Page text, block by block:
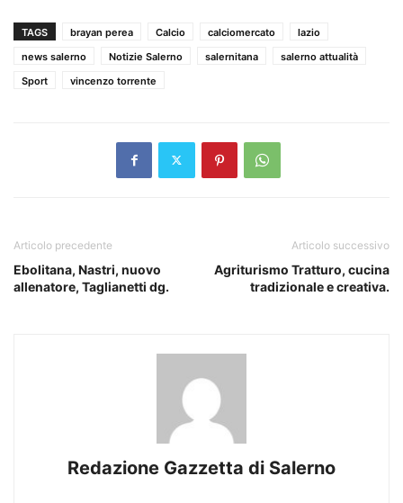
TAGS brayan perea Calcio calciomercato
lazio
news salerno
Notizie Salerno salernitana
salerno attualità
Sport
vincenzo torrente
Articolo precedente
Ebolitana, Nastri, nuovo
allenatore, Taglianetti dg.
Articolo successivo
Agriturismo Tratturo, cucina
tradizionale e creativa.
Redazione Gazzetta di Salerno